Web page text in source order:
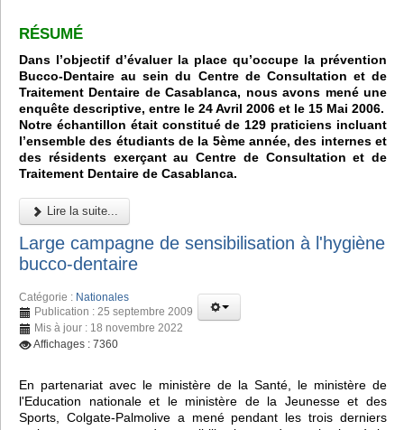
RÉSUMÉ
Dans l’objectif d’évaluer la place qu’occupe la prévention
Bucco-Dentaire au sein du Centre de Consultation et de
Traitement Dentaire de Casablanca, nous avons mené une
enquête descriptive, entre le 24 Avril 2006 et le 15 Mai 2006.
Notre échantillon était constitué de 129 praticiens incluant
l’ensemble des étudiants de la 5ème année, des internes et
des résidents exerçant au Centre de Consultation et de
Traitement Dentaire de Casablanca.
Lire la suite...
Large campagne de sensibilisation à l'hygiène
bucco-dentaire
Catégorie : Nationales
Publication : 25 septembre 2009
Mis à jour : 18 novembre 2022
Affichages : 7360
En partenariat avec le ministère de la Santé, le ministère de
l'Education nationale et le ministère de la Jeunesse et des
Sports, Colgate-Palmolive a mené pendant les trois derniers